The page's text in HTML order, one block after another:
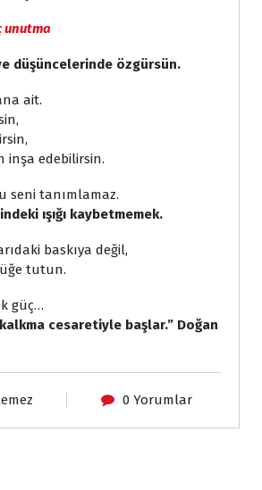
unutma
düşüncelerinde özgürsün.
ait.
inşa edebilirsin.
seni tanımlamaz.
ışığı kaybetmemek.
baskıya değil,
tutun.
güç…
cesaretiyle başlar.” Doğan
0 Yorumlar